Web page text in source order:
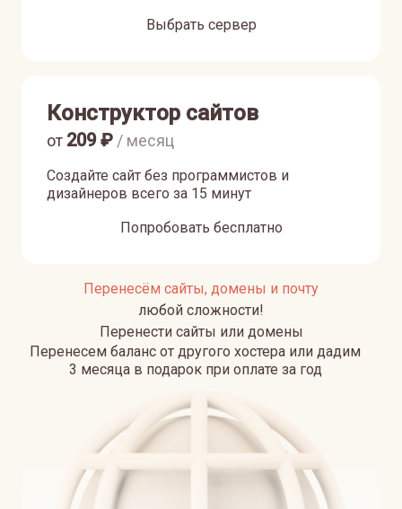
Выбрать сервер
Конструктор сайтов
Создайте сайт без программистов и
дизайнеров всего за 15 минут
от 209₽ / месяц
Попробовать бесплатно
Перенесём сайты, домены и почту
любой сложности!
Перенести сайты или домены
Перенесем баланс от другого хостера или дадим
3 месяца в подарок при оплате за год